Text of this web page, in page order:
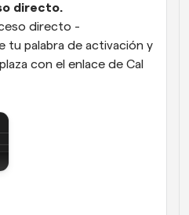
directo.
directo -
tu palabra de activación y
con el enlace de Cal